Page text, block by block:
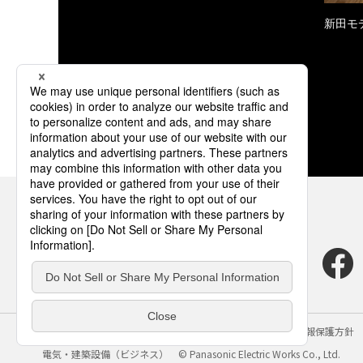
新田モ
サイトのご利用にあたって クッキーポリシー
個人情報保護方針
電気・建築設備（ビジネス）
© Panasonic Electric Works Co., Ltd.